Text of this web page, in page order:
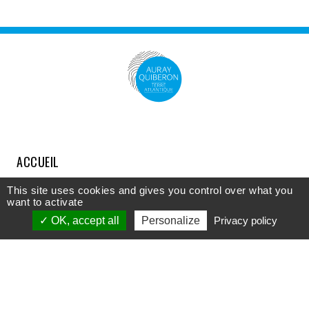
ACCUEIL
COMPRENDRE
DÉCOUVRIR
This site uses cookies and gives you control over what you
want to activate
OK, accept all
Personalize Privacy policy